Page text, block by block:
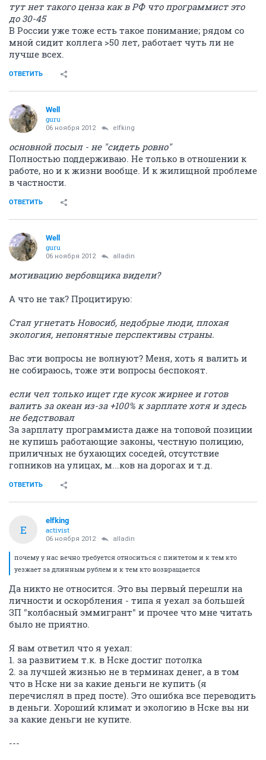
тут нет такого ценза как в РФ что программист это
до 30-45
В России уже тоже есть такое понимание; рядом со
мной сидит коллега >50 лет, работает чуть ли не
лучше всех.
ОТВЕТИТЬ
Well
guru
06 ноября 2012 elfking
основной посыл - не "сидеть ровно"
Полностью поддерживаю. Не только в отношении к
работе, но и к жизни вообще. И к жилищной проблеме
в частности.
ОТВЕТИТЬ
Well
guru
06 ноября 2012 alladin
мотивацию вербовщика видели?
А что не так? Процитирую:
Стал угнетать Новосиб, недобрые люди, плохая
экология, непонятные перспективы страны.
Вас эти вопросы не волнуют? Меня, хоть я валить и
не собираюсь, тоже эти вопросы беспокоят.
если чел только ищет где кусок жирнее и готов
валить за океан из-за +100% к зарплате хотя и здесь
не бедствовал
За зарплату программиста даже на топовой позиции
не купишь работающие законы, честную полицию,
приличных не бухающих соседей, отсутствие
гопников на улицах, м...ков на дорогах и т.д.
ОТВЕТИТЬ
E
elfking
activist
06 ноября 2012 alladin
почему у нас вечно требуется относиться с пиитетом и к тем кто
уезжает за длинным рублем и к тем кто возвращается
Да никто не относится. Это вы первый перешли на
личности и оскорбления - типа я уехал за большей
ЗП "колбасный эммигрант" и прочее что мне читать
было не приятно.
Я вам ответил что я уехал:
1. за развитием т.к. в Нске достиг потолка
2. за лучшей жизнью не в терминах денег, а в том
что в Нске ни за какие деньги не купить (я
перечислял в пред посте). Это ошибка все переводить
в деньги. Хороший климат и экологию в Нске вы ни
за какие деньги не купите.
---